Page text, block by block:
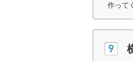
作って